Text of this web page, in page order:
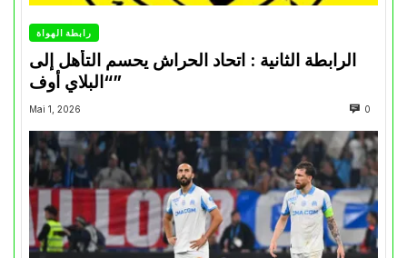
رابطة الهواة
الرابطة الثانية : اتحاد الحراش يحسم التأهل إلى
“البلاي أوف”
Mai 1, 2026 0